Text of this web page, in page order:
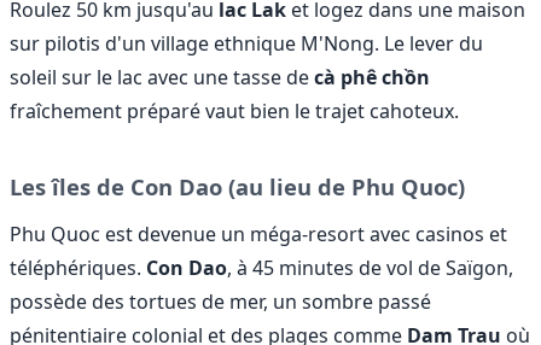
Roulez 50 km jusqu'au lac Lak et logez dans une maison
sur pilotis d'un village ethnique M'Nong. Le lever du
soleil sur le lac avec une tasse decà phê chồn
fraîchement préparé vaut bien le trajet cahoteux.
Les îles de Con Dao (au lieu de Phu Quoc)
Phu Quoc est devenue un méga-resort avec casinos et
téléphériques. Con Dao, à 45 minutes de vol de Saïgon,
possède des tortues de mer, un sombre passé
pénitentiaire colonial et des plages comme Dam Trau où